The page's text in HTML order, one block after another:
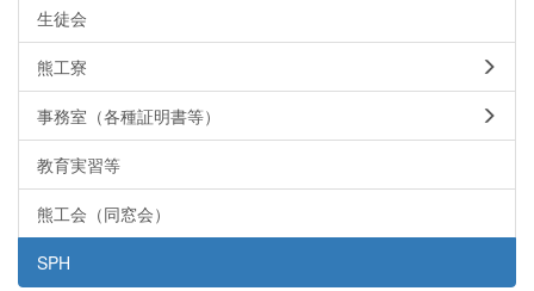
生徒会
熊工寮
事務室（各種証明書等）
教育実習等
熊工会（同窓会）
SPH